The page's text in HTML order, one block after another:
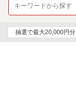
抽選で最大20,000円分